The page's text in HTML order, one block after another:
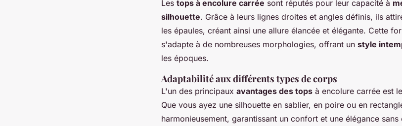
Les tops à encolure carrée sont réputés pour leur capacité à
silhouette. Grâce à leurs lignes droites et angles définis, ils
les épaules, créant ainsi une allure élancée et élégante. Cette
s'adapte à de nombreuses morphologies, offrant un style
les époques.
Adaptabilité aux différents types de corps
L'un des principaux avantages des tops à encolure carrée est
Que vous ayez une silhouette en sablier, en poire ou en
harmonieusement, garantissant un confort et une élégance